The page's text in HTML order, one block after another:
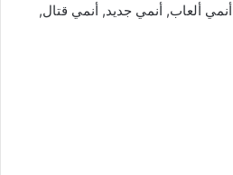
أنمي ألعاب, أنمي جديد, أنمي قتال,